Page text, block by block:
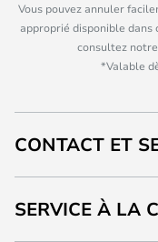
Vous pouvez annuler
approprié disponible
consultez
*Valable
CONTACT ET
SERVICE À LA